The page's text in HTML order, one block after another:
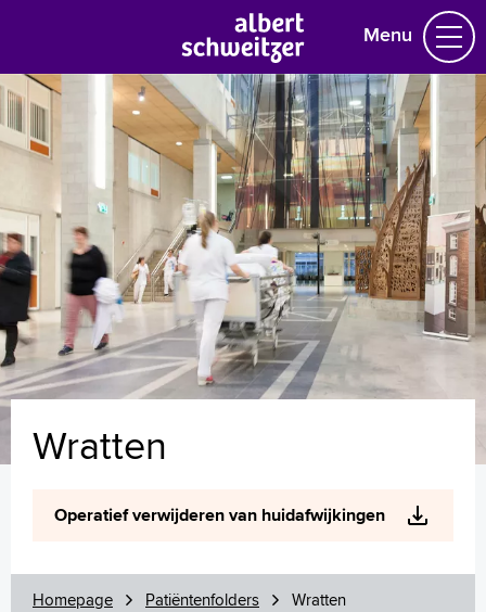
Menu
Homepage
Praktische informatie
Specialismen
Werken en leren
Medewerkers
Contact
MijnASz
Language
Wratten
Operatief verwijderen van huidafwijkingen
Homepage Patiëntenfolders Wratten